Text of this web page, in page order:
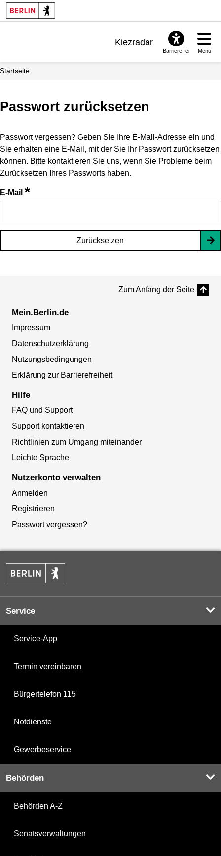
Kiezradar
Barrierefrei Menü
Startseite
Passwort zurücksetzen
Passwort vergessen? Geben Sie Ihre E-Mail-Adresse ein und
Sie erhalten eine E-Mail, mit der Sie Ihr Passwort zurücksetzen
können. Bitte kontaktieren Sie uns, wenn Sie Probleme beim
Zurücksetzen Ihres Passworts haben.
E-Mail *
Zurücksetzen
Zum Anfang der Seite
Mein.Berlin.de
Impressum
Datenschutzerklärung
Nutzungsbedingungen
Erklärung zur Barrierefreiheit
Hilfe
FAQ und Support
Support kontaktieren
Richtlinien zum Umgang miteinander
Leichte Sprache
Nutzerkonto verwalten
Anmelden
Registrieren
Passwort vergessen?
Service
Service-App
Termin vereinbaren
Bürgertelefon 115
Notdienste
Gewerbeservice
Behörden
Behörden A-Z
Senatsverwaltungen